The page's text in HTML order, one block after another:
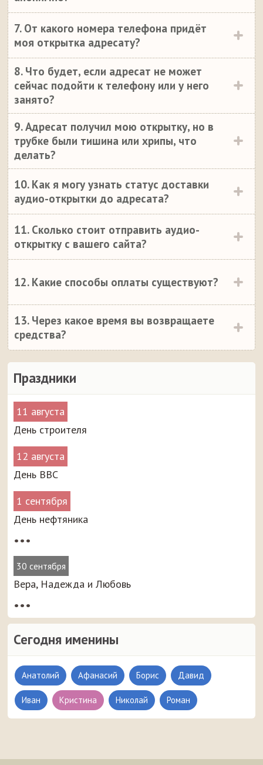
Праздники
11 августа
День строителя
12 августа
День ВВС
1 сентября
День нефтяника
•••
30 сентября
Вера, Надежда и Любовь
•••
Сегодня именины
Анатолий Афанасий Борис Давид
Иван Кристина Николай Роман
7. От какого номера телефона придёт
моя открытка адресату?
8. Что будет, если адресат не может
сейчас подойти к телефону или у него
занято?
9. Адресат получил мою открытку, но в
трубке были тишина или хрипы, что
делать?
10. Как я могу узнать статус доставки
аудио-открытки до адресата?
11. Сколько стоит отправить аудио-
открытку с вашего сайта?
12. Какие способы оплаты существуют?
13. Через какое время вы возвращаете
средства?